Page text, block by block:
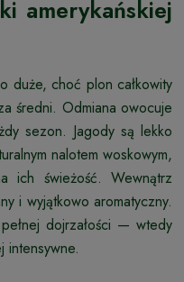
amerykańskiej
duże, choć plon całkowity
średni. Odmiana owocuje
sezon. Jagody są lekko
nalotem woskowym,
ich świeżość. Wewnątrz
i wyjątkowo aromatyczny.
dojrzałości — wtedy
intensywne.